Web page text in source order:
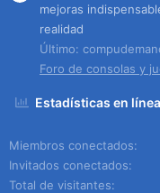
mejoras
realidad
Último:
Foro de consolas y
Estadísticas en línea
Miembros conectados
Invitados conectados
Total de visitantes